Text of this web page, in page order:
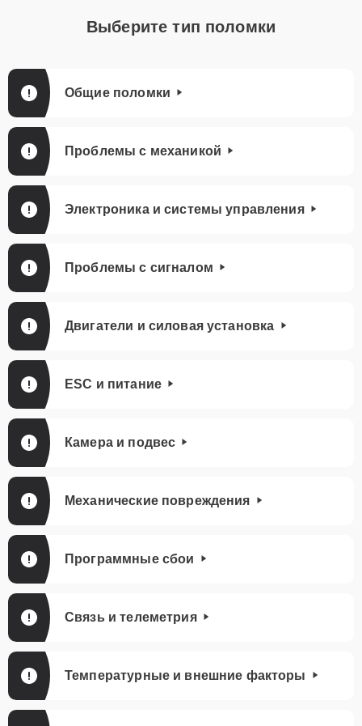
Выберите тип поломки
Общие поломки
Проблемы с механикой
Электроника и системы управления
Проблемы с сигналом
Двигатели и силовая установка
ESC и питание
Камера и подвес
Механические повреждения
Программные сбои
Связь и телеметрия
Температурные и внешние факторы